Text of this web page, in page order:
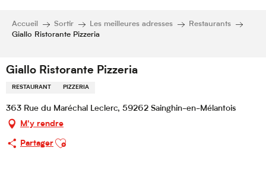
Accueil Sortir Les meilleures adresses
Restaurants
Giallo Ristorante Pizzeria
Giallo Ristorante Pizzeria
RESTAURANT PIZZERIA
363 Rue du Maréchal Leclerc, 59262 Sainghin-en-Mélantois
M'y rendre
Partager
Ajouter aux favoris